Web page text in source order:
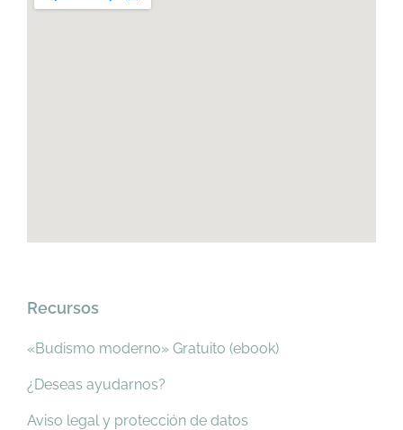
Recursos
«Budismo moderno» Gratuito (ebook)
¿Deseas ayudarnos?
Aviso legal y protección de datos